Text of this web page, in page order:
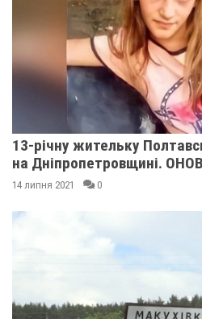
13-річну жительку
на Дніпропетровщині.
14 липня 2021 0